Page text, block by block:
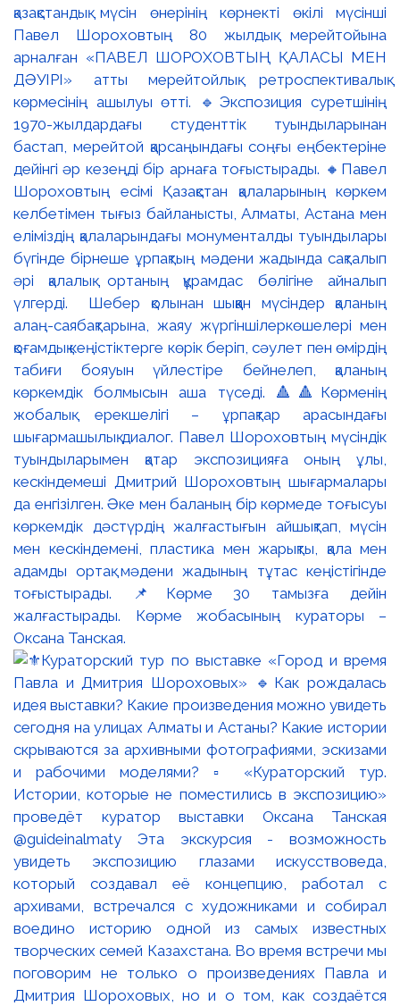
қазақстандық мүсін өнерінің көрнекті өкілі мүсінші
Павел Шороховтың 80 жылдық мерейтойына
арналған «ПАВЕЛ ШОРОХОВТЫҢ ҚАЛАСЫ МЕН
ДӘУІРІ» атты мерейтойлық ретроспективалық
көрмесінің ашылуы өтті. 🔹Экспозиция суретшінің
1970-жылдардағы студенттік туындыларынан
бастап, мерейтой қарсаңындағы соңғы еңбектеріне
дейінгі әр кезеңді бір арнаға тоғыстырады. 🔸Павел
Шороховтың есімі Қазақстан қалаларының көркем
келбетімен тығыз байланысты, Алматы, Астана мен
еліміздің қалаларындағы монументалды туындылары
бүгінде бірнеше ұрпақтың мәдени жадында сақталып
әрі қалалық ортаның құрамдас бөлігіне айналып
үлгерді. Шебер қолынан шыққан мүсіндер қаланың
алаң-саябақтарына, жаяу жүргіншілеркөшелері мен
қоғамдық кеңістіктерге көрік беріп, сәулет пен өмірдің
табиғи бояуын үйлестіре бейнелеп, қаланың
көркемдік болмысын аша түседі. 🔺🔺Көрменің
жобалық ерекшелігі – ұрпақтар арасындағы
шығармашылық диалог. Павел Шороховтың мүсіндік
туындыларымен қатар экспозицияға оның ұлы,
кескіндемеші Дмитрий Шороховтың шығармалары
да енгізілген. Әке мен баланың бір көрмеде тоғысуы
көркемдік дәстүрдің жалғастығын айшықтап, мүсін
мен кескіндемені, пластика мен жарықты, қала мен
адамды ортақ мәдени жадының тұтас кеңістігінде
тоғыстырады. 📌Көрме 30 тамызға дейін
жалғастырады. Көрме жобасының кураторы –
Оксана Танская.